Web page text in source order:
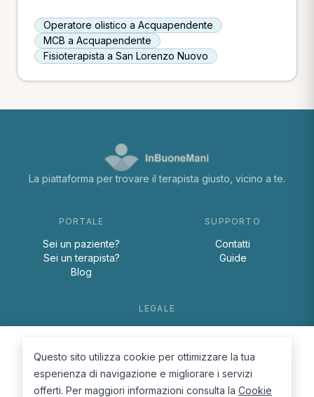
Operatore olistico a Acquapendente
MCB a Acquapendente
Fisioterapista a San Lorenzo Nuovo
La piattaforma per trovare il terapista giusto, vicino a te.
PORTALE
Sei un paziente?
Sei un terapista?
Blog
SUPPORTO
Contatti
Guide
LEGALE
Cookie Policy
Questo sito utilizza cookie per ottimizzare la tua
esperienza di navigazione e migliorare i servizi
offerti. Per maggiori informazioni consulta la Cookie